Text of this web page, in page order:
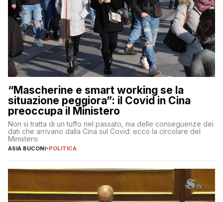
“Mascherine e smart working se la
situazione peggiora”: il Covid in Cina
preoccupa il Ministero
Non si tratta di un tuffo nel passato, ma delle conseguenze dei
dati che arrivano dalla Cina sul Covid: ecco la circolare del
Ministero
ASIA BUCONI-POLITICA